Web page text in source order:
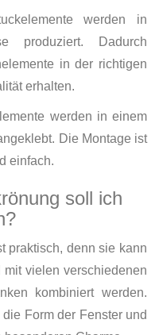
werden in
produziert. Dadurch
in der richtigen
erhalten.
werden in einem
Die Montage ist
einfach.
soll ich
praktisch, denn sie kann
vielen verschiedenen
kombiniert werden.
Form der Fenster und